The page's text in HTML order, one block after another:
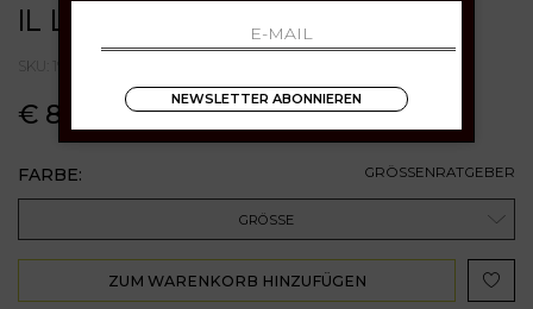
IL LACCIO
SKU: 1921LEATHERMOUTON
€ 89.00
FARBE: GRÖSSENRATGEBER
GRÖSSE
ZUM WARENKORB HINZUFÜGEN
NEWSLETTER ABONNIEREN